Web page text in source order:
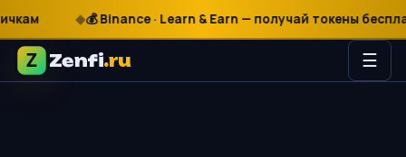
₽
$
€ 💰 Binance · Learn & Earn — получай токены бесплатно
Zenfi.ru ☰